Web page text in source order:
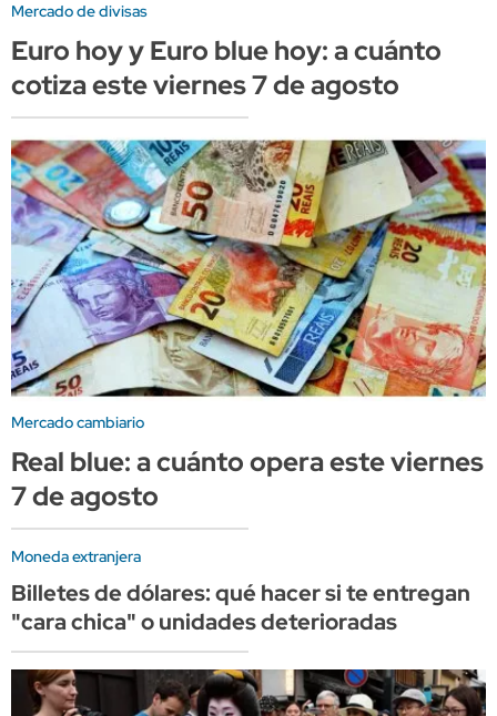
Mercado de divisas
Euro hoy y Euro blue hoy: a cuánto
cotiza este viernes 7 de agosto
Mercado cambiario
Real blue: a cuánto opera este viernes
7 de agosto
Moneda extranjera
Billetes de dólares: qué hacer si te entregan
"cara chica" o unidades deterioradas